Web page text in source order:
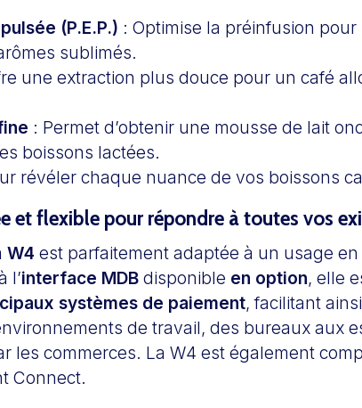
(P.E.P.) : Optimise la préinfusion pour
sublimés.
une extraction plus douce pour un café
: Permet d’obtenir une mousse de lait
boissons lactées.
révéler chaque nuance de vos boissons
et flexible pour répondre à toutes vos
W4 est parfaitement adaptée à un usage en
l’interface MDB disponible en option, elle
systèmes de paiement, facilitant
de travail, des bureaux aux
les commerces. La W4 est également
Connect.